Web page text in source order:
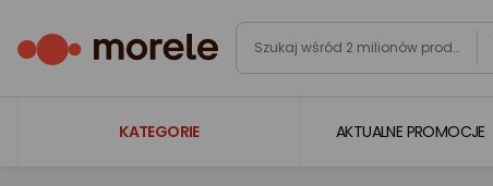
KATEGORIE AKTUALNE PROMOCJE